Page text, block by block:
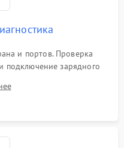
и портов. Проверка
подключение зарядного
тока с помощью
локализации проблемы.